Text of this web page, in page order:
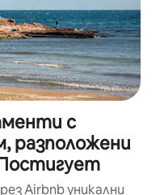
с
разположени
Airbnb уникални